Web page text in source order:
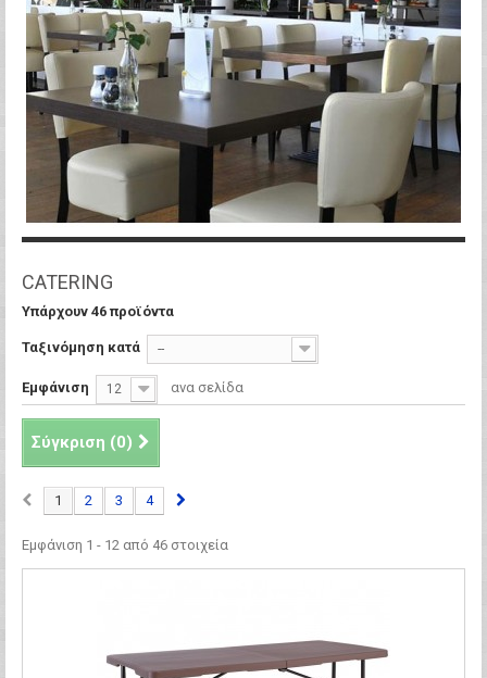
CATERING
Υπάρχουν 46 προϊόντα
Ταξινόμηση κατά --
Εμφάνιση 12 ανα σελίδα
Σύγκριση (0)
1 2 3 4
Εμφάνιση 1 - 12 από 46 στοιχεία